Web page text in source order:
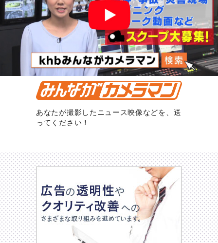
あなたが撮影したニュース映像などを、送
ってください！